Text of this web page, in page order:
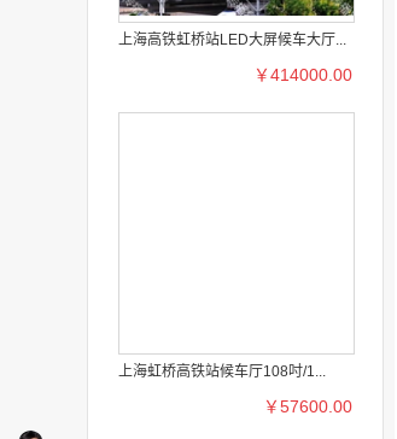
上海高铁虹桥站LED大屏候车大厅...
￥414000.00
上海虹桥高铁站候车厅108吋/1...
￥57600.00